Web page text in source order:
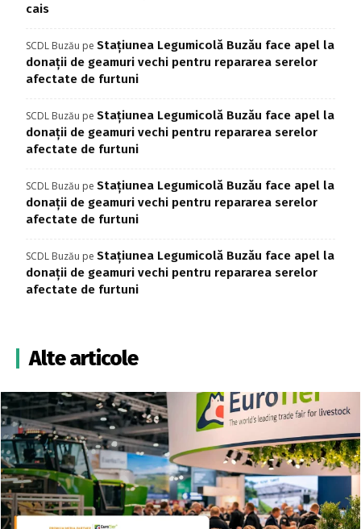
cais
SCDL Buzău pe Stațiunea Legumicolă Buzău face apel la
donații de geamuri vechi pentru repararea serelor
afectate de furtuni
SCDL Buzău pe Stațiunea Legumicolă Buzău face apel la
donații de geamuri vechi pentru repararea serelor
afectate de furtuni
SCDL Buzău pe Stațiunea Legumicolă Buzău face apel la
donații de geamuri vechi pentru repararea serelor
afectate de furtuni
SCDL Buzău pe Stațiunea Legumicolă Buzău face apel la
donații de geamuri vechi pentru repararea serelor
afectate de furtuni
Alte articole